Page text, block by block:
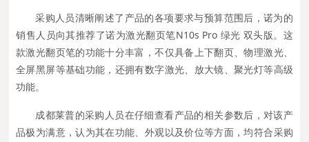
采购人员清晰阐述了产品的各项要求与预算范围后，诺为的
销售人员向其推荐了诺为激光翻页笔N10s Pro 绿光 双头版。这
款激光翻页笔的功能十分丰富，不仅具备上下翻页、物理激光、
全屏黑屏等基础功能，还拥有数字激光、放大镜、聚光灯等高级
功能。
成都莱普的采购人员在仔细查看产品的相关参数后，对该产
品极为满意，认为其在功能、外观以及价位等方面，均符合采购